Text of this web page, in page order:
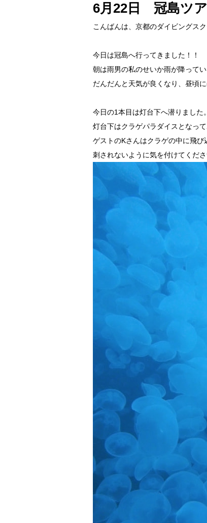
6月22日 冠島ツ
こんばんは、京都のダイビングス
今日は冠島へ行ってきました！！
朝は雨男の私のせいか雨が降って
だんだんと天気が良くなり、昼頃
今日の1本目は灯台下へ潜りました。
灯台下はクラゲパラダイスとなっ
ゲストのKさんはクラゲの中に飛び
刺されないように気を付けてくださ